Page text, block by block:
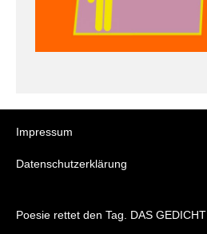
Impressum
Datenschutzerklärung
Poesie rettet den Tag. DAS GEDICHT